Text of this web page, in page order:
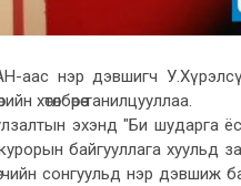
аас нэр дэвшигч
хөтөлбөрөө танилцууллаа.
эхэнд "Би шударга
байгууллага хуульд
сонгуульд нэр